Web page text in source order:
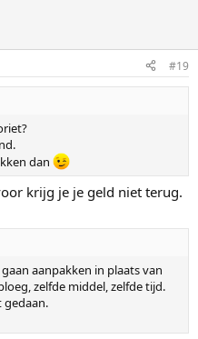
#19
dan
krijg je je geld niet terug.
aanpakken in plaats van
zelfde middel, zelfde tijd.
gedaan.